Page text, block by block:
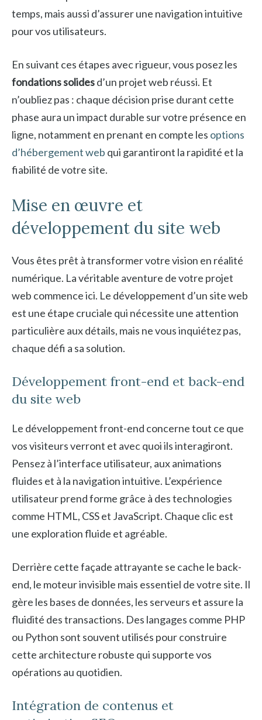
temps, mais aussi d’assurer une navigation intuitive
pour vos utilisateurs.
En suivant ces étapes avec rigueur, vous posez les
fondations solidesd’un projet web réussi. Et
n’oubliez pas : chaque décision prise durant cette
phase aura un impact durable sur votre présence en
ligne, notamment en prenant en compte les options
d’hébergement web qui garantiront la rapidité et la
fiabilité de votre site.
Mise en œuvre et
développement du site web
Vous êtes prêt à transformer votre vision en réalité
numérique. La véritable aventure de votre projet
web commence ici. Le développement d’un site web
est une étape cruciale qui nécessite une attention
particulière aux détails, mais ne vous inquiétez pas,
chaque défi a sa solution.
Développement front-end et back-end
du site web
Le développement front-end concerne tout ce que
vos visiteurs verront et avec quoi ils interagiront.
Pensez à l’interface utilisateur, aux animations
fluides et à la navigation intuitive. L’expérience
utilisateur prend forme grâce à des technologies
comme HTML, CSS et JavaScript. Chaque clic est
une exploration fluide et agréable.
Derrière cette façade attrayante se cache le back-
end, le moteur invisible mais essentiel de votre site. Il
gère les bases de données, les serveurs et assure la
fluidité des transactions. Des langages comme PHP
ou Python sont souvent utilisés pour construire
cette architecture robuste qui supporte vos
opérations au quotidien.
Intégration de contenus et